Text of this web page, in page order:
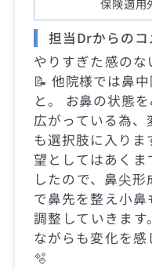
保険適用
担当Drからのコ
やりすぎた感の
📝 他院様では鼻
と。 お鼻の状態
広がっている為
も選択肢に入りま
望としてはあく
したので、鼻尖
で鼻先を整え小
調整していきま
ながらも変化を
🫧